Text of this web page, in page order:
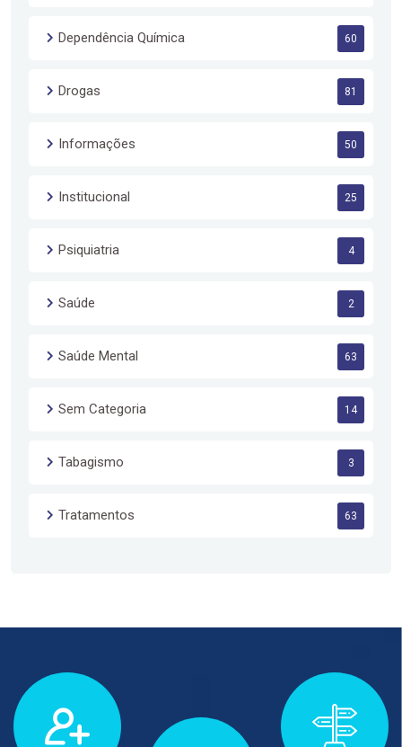
Dependência Química 60
Drogas 81
Informações 50
Institucional 25
Psiquiatria 4
Saúde 2
Saúde Mental 63
Sem Categoria 14
Tabagismo 3
Tratamentos 63